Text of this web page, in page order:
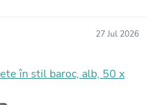
27 Jul 2026
în stil baroc, alb, 50 x